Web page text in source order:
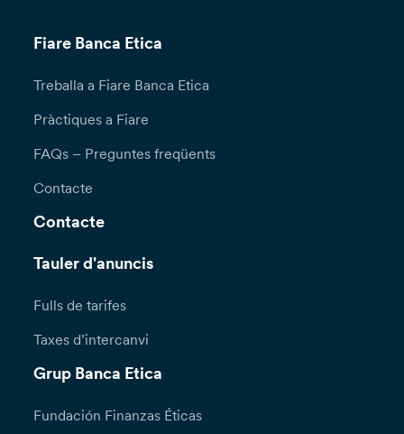
Fiare Banca Etica
Treballa a Fiare Banca Etica
Pràctiques a Fiare
FAQs – Preguntes freqüents
Contacte
Contacte
Tauler d'anuncis
Fulls de tarifes
Taxes d’intercanvi
Grup Banca Etica
Fundación Finanzas Éticas